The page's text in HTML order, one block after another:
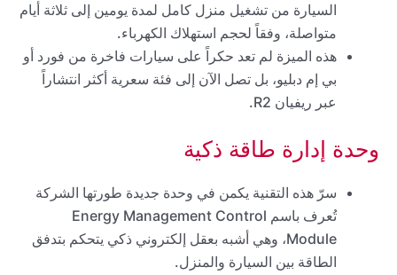
السيارة من تشغيل منزل كامل لمدة يومين إلى ثلاثة أيام
متواصلة، وفقاً لحجم استهلاك الكهرباء.
هذه الميزة لم تعد حكراً على سيارات فاخرة من فورد أو
بي إم دبليو، بل تصل الآن إلى فئة سعرية أكثر انتشاراً
عبر ريفيان R2.
وحدة إدارة طاقة ذكية
سرّ هذه التقنية يكمن في وحدة جديدة طورتها الشركة
تُعرف باسم Energy Management Control
Module، وهي أشبه بعقل إلكتروني ذكي يتحكم بتدفق
الطاقة بين السيارة والمنزل.